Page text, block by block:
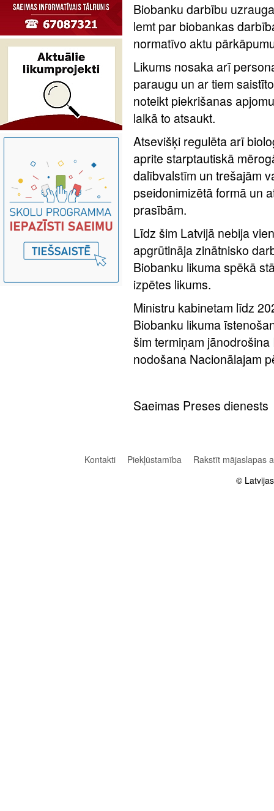
Biobanku darbību
lemt par biobankas
normatīvo aktu
Likums nosaka arī
paraugu un ar tiem
noteikt piekrišanas
laikā to atsaukt.
Atsevišķi regulēta arī
aprite starptautiskā
dalībvalstīm un trešajām
pseidonimizētā formā un
prasībām.
Līdz šim Latvijā nebija
apgrūtināja zinātnisko
Biobanku likuma spēkā
izpētes likums.
Ministru kabinetam līdz
Biobanku likuma
šim termiņam
nodošana Nacionālajam
Saeimas Preses dienests
Kontakti Piekļūstamība
Rakstīt mājaslapas
©